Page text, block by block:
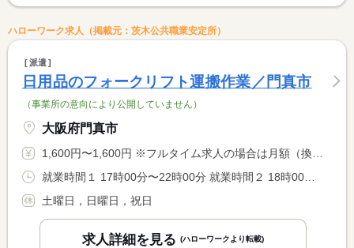
ハローワーク求人（掲載元：茨木公共職業安定所）
派遣
日用品のフォークリフト運搬作業／門真市
（事業所の意向により公開していません）
大阪府門真市
1,600円〜1,600円 ※フルタイム求人の場合は月額（換算額）、パート求人の場合は時間額を表示しています。
就業時間１ 17時00分〜22時00分 就業時間２ 18時00分〜22時00分 就業時間に関する特記事項 お時間どちらか選んでいただけます！
土曜日，日曜日，祝日
求人詳細を見る (ハローワークより転載)